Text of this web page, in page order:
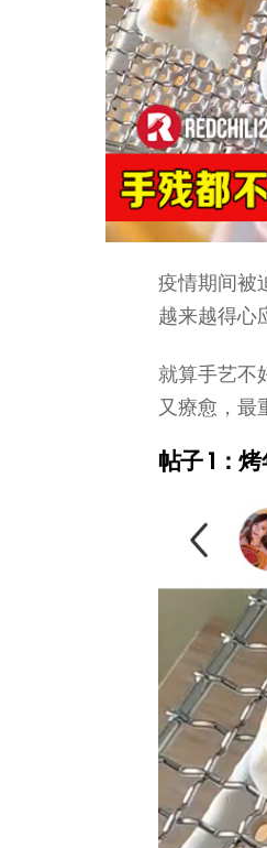
疫情期间被
越来越得心
就算手艺不
又療愈，最
帖子 1：